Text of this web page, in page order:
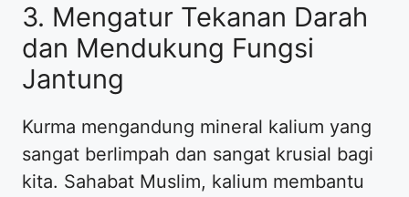
3. Mengatur Tekanan Darah
dan Mendukung Fungsi
Jantung
Kurma mengandung mineral kalium yang
sangat berlimpah dan sangat krusial bagi
kita. Sahabat Muslim, kalium membantu